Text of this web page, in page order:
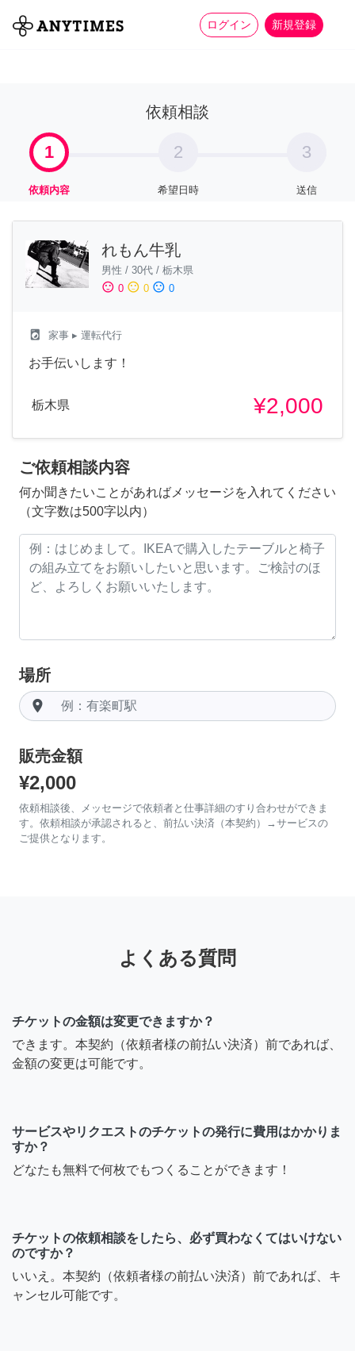
ログイン 新規登録
全て 家事 more_horiz
依頼相談
1
依頼内容
2
希望日時
3
送信
れもん牛乳
男性 / 30代 / 栃木県
sentiment_satisfied 0 sentiment_neutral 0 sentiment_dissatisfied 0
local_laundry_service 家事 ▸ 運転代行
お手伝いします！
栃木県 ¥2,000
ご依頼相談内容
何か聞きたいことがあればメッセージを入れてください
（文字数は500字以内）
場所
room
販売金額
¥2,000
依頼相談後、メッセージで依頼者と仕事詳細のすり合わせができま
す。依頼相談が承認されると、前払い決済（本契約）→サービスの
ご提供となります。
よくある質問
チケットの金額は変更できますか？
できます。本契約（依頼者様の前払い決済）前であれば、
金額の変更は可能です。
サービスやリクエストのチケットの発行に費用はかかりま
すか？
どなたも無料で何枚でもつくることができます！
チケットの依頼相談をしたら、必ず買わなくてはいけない
のですか？
いいえ。本契約（依頼者様の前払い決済）前であれば、キ
ャンセル可能です。